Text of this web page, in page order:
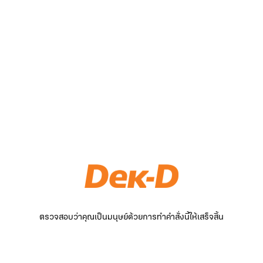
ตรวจสอบว่าคุณเป็นมนุษย์ด้วยการทำคำสั่งนี้ให้เสร็จสิ้น